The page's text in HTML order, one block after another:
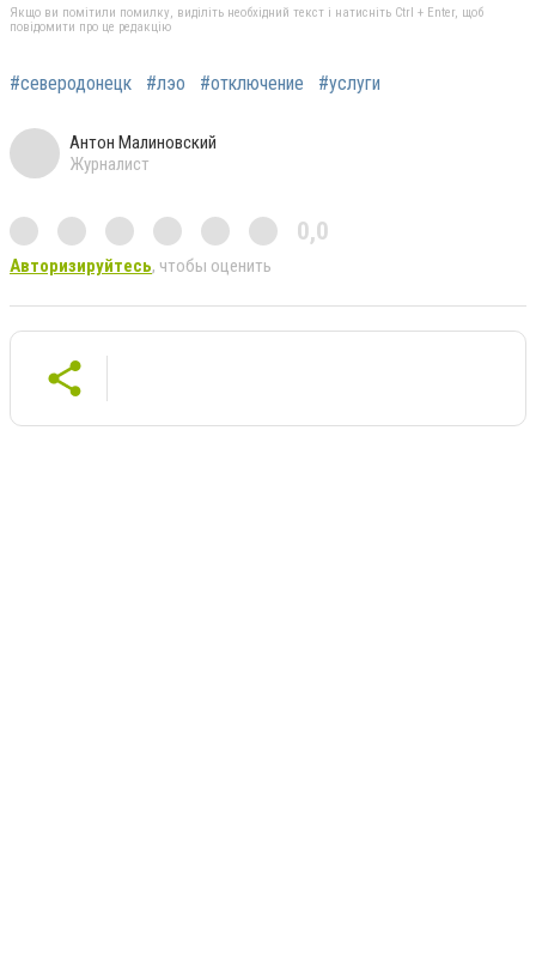
Якщо ви помітили помилку, виділіть необхідний текст і натисніть Ctrl + Enter, щоб
повідомити про це редакцію
#северодонецк #лэо #отключение #услуги
Антон Малиновский
Журналист
0,0
Авторизируйтесь, чтобы оценить